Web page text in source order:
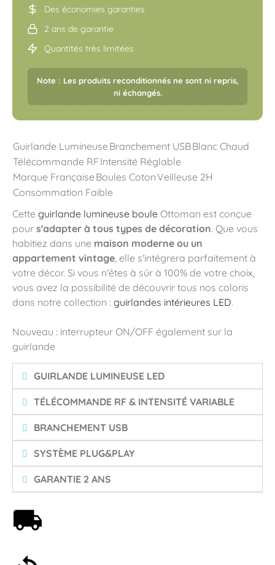
Des économies garanties
2 ans de garantie
Quantités très limitées
Note : Les produits reconditionnés ne sont ni repris,
ni échangés.
Guirlande Lumineuse Branchement USBBlanc Chaud
Télécommande RF Intensité Réglable
Marque Française Boules CotonVeilleuse 2H
Consommation Faible
Cette guirlande lumineuse boule Ottoman est conçue
pour s'adapter à tous types de décoration. Que vous
habitiez dans une maison moderne ou un
appartement vintage, elle s'intégrera parfaitement à
votre décor. Si vous n'êtes à sûr à 100% de votre choix,
vous avez la possibilité de découvrir tous nos coloris
dans notre collection : guirlandes intérieures LED.
Nouveau : interrupteur ON/OFF également sur la
guirlande
GUIRLANDE LUMINEUSE LED
TÉLÉCOMMANDE RF & INTENSITÉ VARIABLE
BRANCHEMENT USB
SYSTÈME PLUG&PLAY
GARANTIE 2 ANS